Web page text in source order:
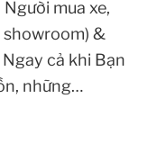
mua xe,
showroom) &
cả khi Bạn
những…